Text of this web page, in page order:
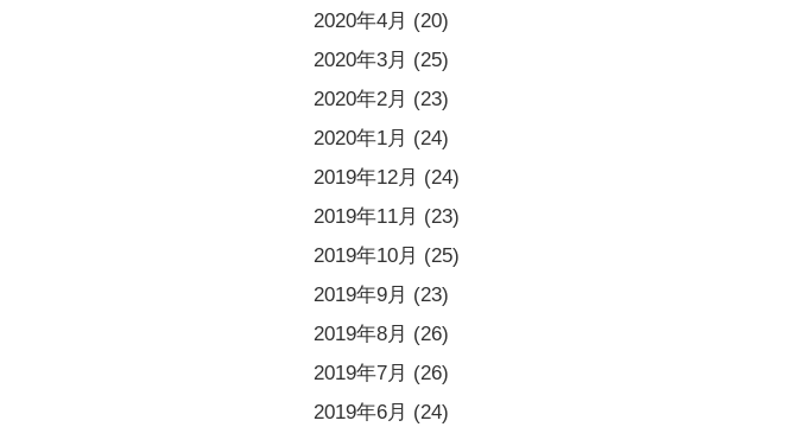
2020年4月 (20)
2020年3月 (25)
2020年2月 (23)
2020年1月 (24)
2019年12月 (24)
2019年11月 (23)
2019年10月 (25)
2019年9月 (23)
2019年8月 (26)
2019年7月 (26)
2019年6月 (24)